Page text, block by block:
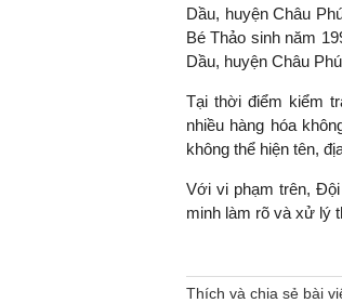
Dầu, huyện Châu
Bé Thảo sinh năm
Dầu, huyện Châu
Tại thời điểm kiểm
nhiều hàng hóa
không thể hiện tên,
Với vi phạm trên,
minh làm rõ và xử lý
Thích và chia sẻ bài
TS.